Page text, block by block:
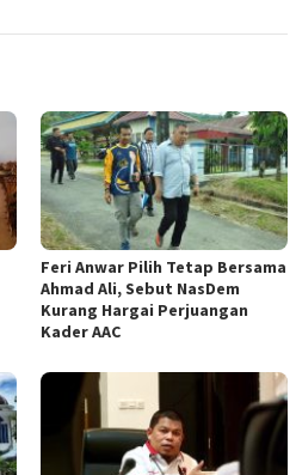
Feri Anwar Pilih Tetap Bersama
Ahmad Ali, Sebut NasDem
Kurang Hargai Perjuangan
Kader AAC